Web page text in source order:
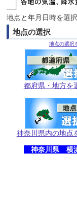
地点と年月日時を選
地点の選択
地点の選択
都府県・地方を
神奈川県内の地点
神奈川県 横